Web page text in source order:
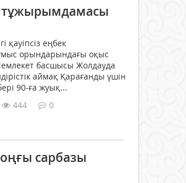
тұжырымдамасы
қауіпсіз еңбек
орындарындағы оқыс
басшысы Жолдауда
аймақ Қарағанды үшін
90-ға жуық...
444
0
сарбазы